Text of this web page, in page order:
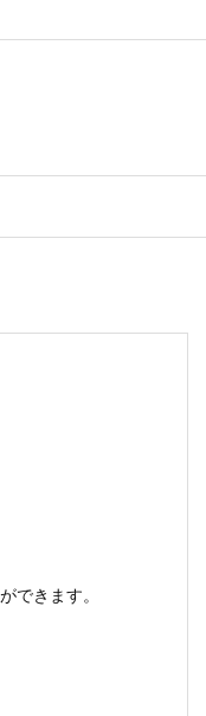
できます。